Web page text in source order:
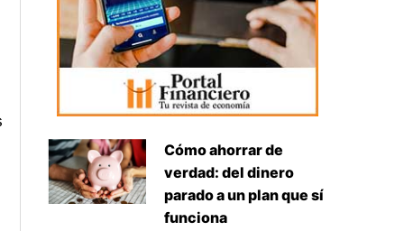
Cómo ahorrar de
verdad: del dinero
parado a un plan que sí
funciona